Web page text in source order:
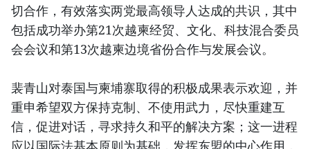
切合作，有效落实两党最高领导人达成的共识，其中
包括成功举办第21次越柬经贸、文化、科技混合委员
会会议和第13次越柬边境省份合作与发展会议。
裴青山对泰国与柬埔寨取得的积极成果表示欢迎，并
重申希望双方保持克制、不使用武力，尽快重建互
信，促进对话，寻求持久和平的解决方案；这一进程
应以国际法基本原则为基础，发挥东盟的中心作用，